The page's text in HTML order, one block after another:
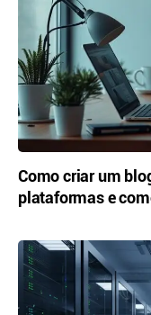
Como criar um
plataformas e